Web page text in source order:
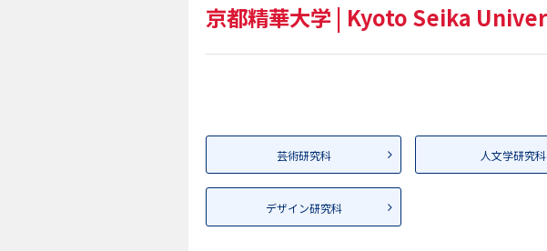
京都精華大学 | Kyoto Seika
芸術研究科 人文学研究科
デザイン研究科